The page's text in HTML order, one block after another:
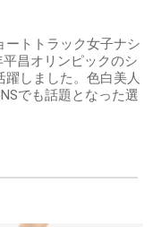
ートトラック女子ナシ
昌オリンピックのシ
しました。色白美人
でも話題となった選